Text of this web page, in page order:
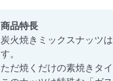
商品特長
炭火焼きミックスナッツ
す。
ただ焼くだけの素焼きタ